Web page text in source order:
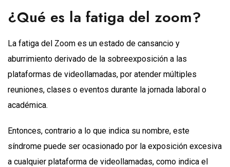
¿Qué es la fatiga del zoom?
La fatiga del Zoom es un estado de cansancio y
aburrimiento derivado de la sobreexposición a las
plataformas de videollamadas, por atender múltiples
reuniones, clases o eventos durante la jornada laboral o
académica.
Entonces, contrario a lo que indica su nombre, este
síndrome puede ser ocasionado por la exposición excesiva
a cualquier plataforma de videollamadas, como indica el